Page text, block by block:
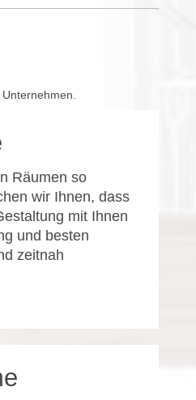
Räumen so
wir Ihnen, dass
mit Ihnen
und besten
zeitnah